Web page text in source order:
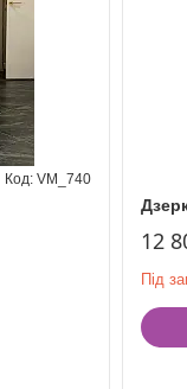
VM_740
12
Під